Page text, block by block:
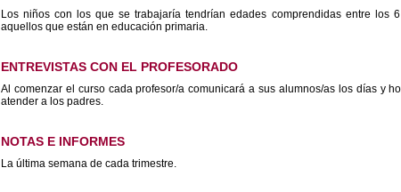
Los niños con los que se trabajaría tendrían edades comprendidas entre los
aquellos que están en educación primaria.
ENTREVISTAS CON EL PROFESORADO
Al comenzar el curso cada profesor/a comunicará a sus alumnos/as los días y
atender a los padres.
NOTAS E INFORMES
La última semana de cada trimestre.